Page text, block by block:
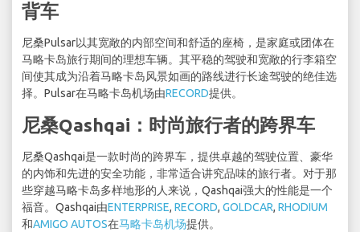
背车
尼桑Pulsar以其宽敞的内部空间和舒适的座椅，是家庭或团体在
马略卡岛旅行期间的理想车辆。其平稳的驾驶和宽敞的行李箱空
间使其成为沿着马略卡岛风景如画的路线进行长途驾驶的绝佳选
择。Pulsar在马略卡岛机场由RECORD提供。
尼桑Qashqai：时尚旅行者的跨界车
尼桑Qashqai是一款时尚的跨界车，提供卓越的驾驶位置、豪华
的内饰和先进的安全功能，非常适合讲究品味的旅行者。对于那
些穿越马略卡岛多样地形的人来说，Qashqai强大的性能是一个
福音。Qashqai由ENTERPRISE, RECORD, GOLDCAR, RHODIUM
和AMIGO AUTOS在马略卡岛机场提供。